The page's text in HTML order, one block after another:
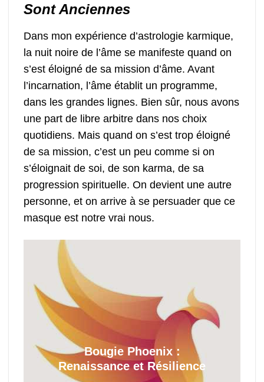
Sont Anciennes
Dans mon expérience d’astrologie karmique,
la nuit noire de l’âme se manifeste quand on
s’est éloigné de sa mission d’âme. Avant
l’incarnation, l’âme établit un programme,
dans les grandes lignes. Bien sûr, nous avons
une part de libre arbitre dans nos choix
quotidiens. Mais quand on s’est trop éloigné
de sa mission, c’est un peu comme si on
s’éloignait de soi, de son karma, de sa
progression spirituelle. On devient une autre
personne, et on arrive à se persuader que ce
masque est notre vrai nous.
Bougie Phoenix :
Renaissance et Résilience